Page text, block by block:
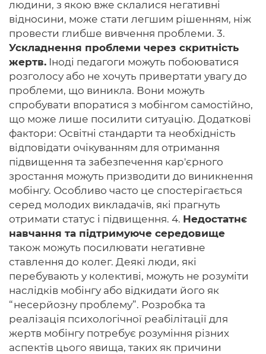
людини, з якою вже склалися негативні
відносини, може стати легшим рішенням, ніж
провести глибше вивчення проблеми. 3.
Ускладнення проблеми через скритність
жертв. Іноді педагоги можуть побоюватися
розголосу або не хочуть привертати увагу до
проблеми, що виникла. Вони можуть
спробувати впоратися з мобінгом самостійно,
що може лише посилити ситуацію. Додаткові
фактори: Освітні стандарти та необхідність
відповідати очікуванням для отримання
підвищення та забезпечення кар'єрного
зростання можуть призводити до виникнення
мобінгу. Особливо часто це спостерігається
серед молодих викладачів, які прагнуть
отримати статус і підвищення. 4. Недостатнє
навчання та підтримуюче середовище
також можуть посилювати негативне
ставлення до колег. Деякі люди, які
перебувають у колективі, можуть не розуміти
наслідків мобінгу або відкидати його як
“несерйозну проблему”. Розробка та
реалізація психологічної реабілітації для
жертв мобінгу потребує розуміння різних
аспектів цього явища, таких як причини